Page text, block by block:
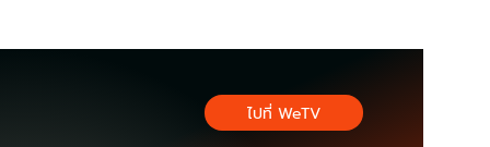
ไปที่ WeTV